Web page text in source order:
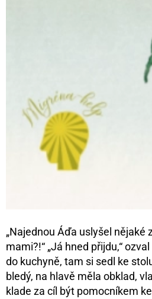
„Najednou Áďa uslyšel nějaké
mami?!“ „Já hned přijdu,“
do kuchyně, tam si sedl ke
bledý, na hlavě měla obklad,
klade za cíl být pomocníkem